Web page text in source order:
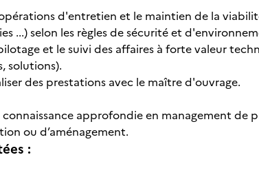
d'entretien et le maintien de la
...) selon les règles de sécurité et
et le suivi des affaires à forte valeur
solutions).
des prestations avec le maître d'ouvrage.
approfondie en management de
ou d’aménagement.
: